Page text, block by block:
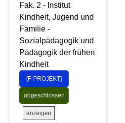
Fak. 2 - Institut
Kindheit, Jugend und
Familie -
Sozialpädagogik und
Pädagogik der frühen
Kindheit
[F-PROJEKT]
abgeschlossen
anzeigen